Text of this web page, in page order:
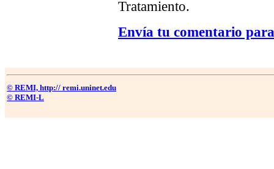
Tratamiento.
Envía tu comentario
© REMI, http:// remi.uninet.edu
© REMI-L